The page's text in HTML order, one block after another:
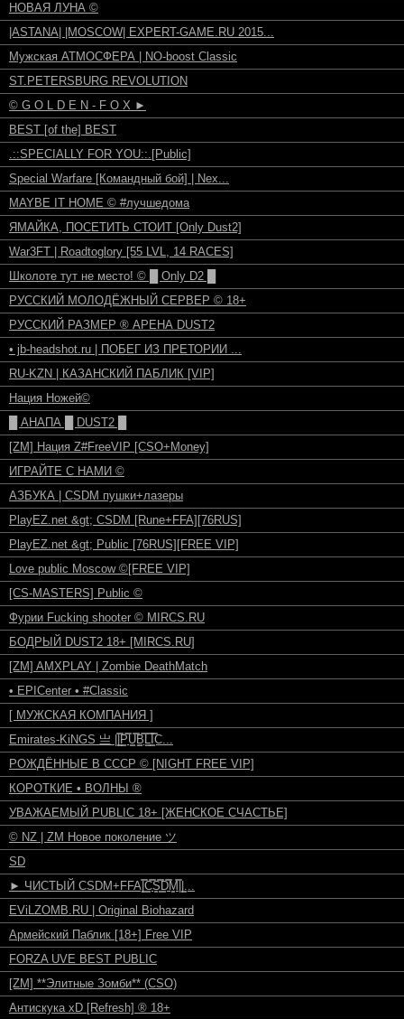
НОВАЯ ЛУНА ©
|ASTANA| |MOSCOW| EXPERT-GAME.RU 2015...
Мужская АТМОСФЕРА | NO-boost Classic
ST.PETERSBURG REVOLUTION
© G O L D E N - F O X ►
BEST [of the] BEST
.::SPECIALLY FOR YOU::.[Public]
Special Warfare [Командный бой] | Nex...
MAYBE IT HOME © #лучшедома
ЯМАЙКА, ПОСЕТИТЬ СТОИТ [Only Dust2]
War3FT | Roadtoglory [55 LVL, 14 RACES]
Школоте тут не место! © █ Only D2 █
РУССКИЙ МОЛОДЁЖНЫЙ СЕРВЕР © 18+
РУССКИЙ РАЗМЕР ® АРЕНА DUST2
• jb-headshot.ru | ПОБЕГ ИЗ ПРЕТОРИИ ...
RU-KZN | КАЗАНСКИЙ ПАБЛИК [VIP]
Нация Ножей©
█ АНАПА █ DUST2 █
[ZM] Нация Z#FreeVIP [CSO+Money]
ИГРАЙТЕ С НАМИ ©
АЗБУКА | CSDM пушки+лазеры
PlayEZ.net &gt; CSDM [Rune+FFA][76RUS]
PlayEZ.net &gt; Public [76RUS][FREE VIP]
Love public Moscow ©[FREE VIP]
[CS-MASTERS] Public ©
Фурии Fucking shooter © MIRCS.RU
БОДРЫЙ DUST2 18+ [MIRCS.RU]
[ZM] AMXPLAY | Zombie DeathMatch
• EPICenter • #Classic
[ МУЖСКАЯ КОМПАНИЯ ]
Emirates-KiNGS 亗 ||͇̿P͇̿U͇̿B͇̿L͇̿I͇̿C...
РОЖДЁННЫЕ В СССР © [NIGHT FREE VIP]
КОРОТКИЕ • ВОЛНЫ ®
УВАЖАЕМЫЙ PUBLIC 18+ [ЖЕНСКОЕ СЧАСТЬЕ]
© NZ | ZM Новое поколение ツ
SD
► ЧИСТЫЙ CSDM+FFA|͇̿C̳̿S̳̳̿D̳̿M̳̿||͇...
EViLZOMB.RU | Original Biohazard
Армейский Паблик [18+] Free VIP
FORZA UVE BEST PUBLIC
[ZM] **Элитные Зомби** (CSO)
Антискука xD [Refresh] ® 18+